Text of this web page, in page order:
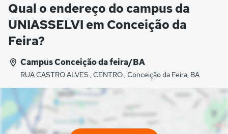
Qual o endereço do campus da
UNIASSELVI em Conceição da
Feira?
Campus Conceição da feira/BA
RUA CASTRO ALVES , CENTRO , Conceição da Feira, BA